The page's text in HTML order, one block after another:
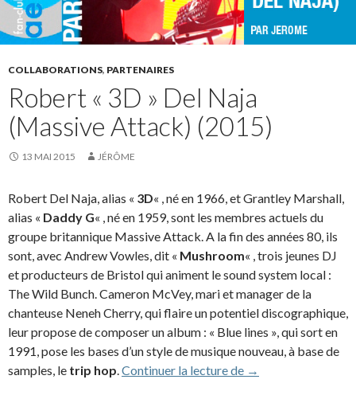
COLLABORATIONS, PARTENAIRES
Robert « 3D » Del Naja
(Massive Attack) (2015)
13 MAI 2015 JÉRÔME
Robert Del Naja, alias « 3D« , né en 1966, et Grantley Marshall,
alias « Daddy G« , né en 1959, sont les membres actuels du
groupe britannique Massive Attack. A la fin des années 80, ils
sont, avec Andrew Vowles, dit « Mushroom« , trois jeunes DJ
et producteurs de Bristol qui animent le sound system local :
The Wild Bunch. Cameron McVey, mari et manager de la
chanteuse Neneh Cherry, qui flaire un potentiel discographique,
leur propose de composer un album : « Blue lines », qui sort en
1991, pose les bases d’un style de musique nouveau, à base de
samples, le trip hop.Continuer la lecture de Robert « 3D » Del
→